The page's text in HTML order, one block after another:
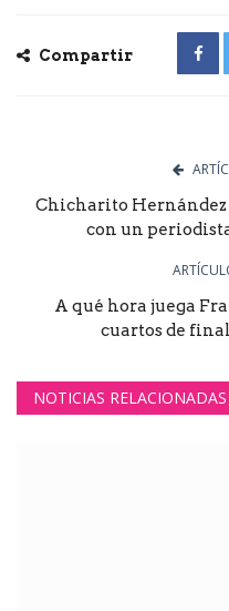
Compartir
Chicharito
con un
A qué hora juega
cuartos de
NOTICIAS RELACIONADAS